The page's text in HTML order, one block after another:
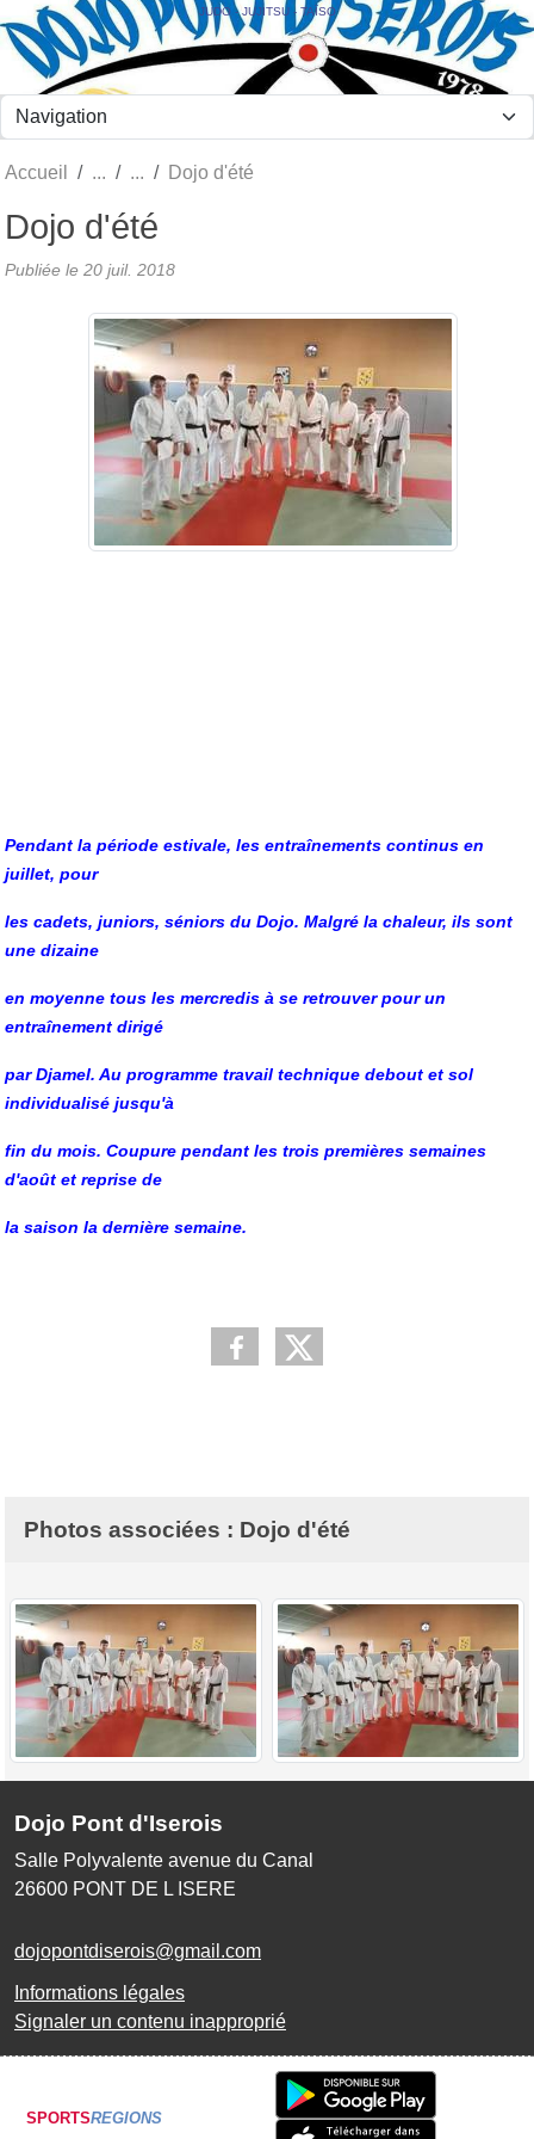
JUDO - JUJITSU - TAÏSO
Accueil Dojo d'été
Dojo d'été
Publiée le 20 juil. 2018
Pendant la période estivale, les entraînements continus en
juillet, pour
les cadets, juniors, séniors du Dojo. Malgré la chaleur, ils sont
une dizaine
en moyenne tous les mercredis à se retrouver pour un
entraînement dirigé
par Djamel. Au programme travail technique debout et sol
individualisé jusqu'à
fin du mois. Coupure pendant les trois premières semaines
d'août et reprise de
la saison la dernière semaine.
Photos associées : Dojo d'été
Dojo Pont d'Iserois
Salle Polyvalente avenue du Canal
26600 PONT DE L ISERE
dojopontdiserois@gmail.com
Informations légales
Signaler un contenu inapproprié
SPORTSREGIONS
Panneau de gestion des cookies